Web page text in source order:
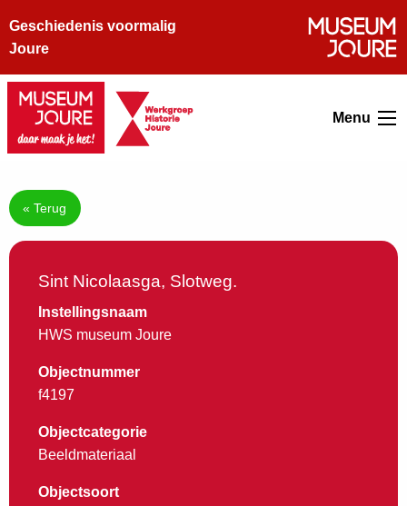
Geschiedenis voormalig
Joure
Menu
« Terug
Sint Nicolaasga, Slotweg.
Instellingsnaam
HWS museum Joure
Objectnummer
f4197
Objectcategorie
Beeldmateriaal
Objectsoort